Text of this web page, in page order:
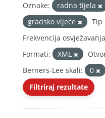
Oznake: radna tijela
gradsko vijeće
Tip
Frekvencija
Formati:
XML
Berners-Lee skali:
0
Filtriraj rezultate